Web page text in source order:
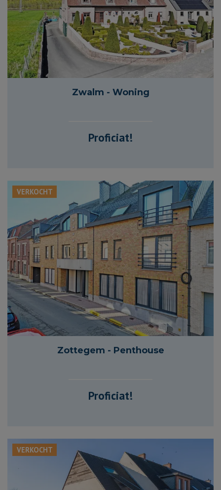
1 124 m² 208 m²
Zwalm - Woning
Proficiat!
VERKOCHT
110 m²
Zottegem - Penthouse
Proficiat!
VERKOCHT